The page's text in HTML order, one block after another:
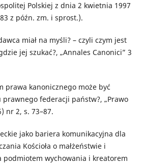
Polskiej z dnia 2 kwietnia 1997
z późn. zm. i sprost.).
miał na myśli? – czyli czym jest
jej szukać?, „Annales Canonici” 3
prawa kanonicznego może być
federacji państw?, „Prawo
nr 2, s. 73–87.
jako bariera komunikacyjna dla
Kościoła o małżeństwie i
podmiotem wychowania i kreatorem